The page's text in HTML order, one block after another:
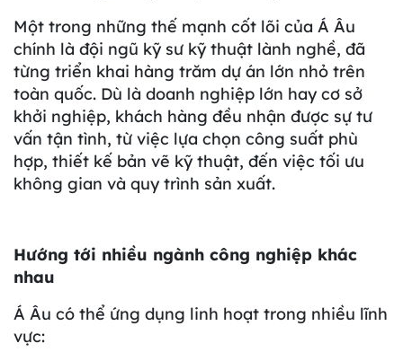
Một trong những thế mạnh cốt lõi của Á Âu
chính là đội ngũ kỹ sư kỹ thuật lành nghề, đã
từng triển khai hàng trăm dự án lớn nhỏ trên
toàn quốc. Dù là doanh nghiệp lớn hay cơ sở
khởi nghiệp, khách hàng đều nhận được sự tư
vấn tận tình, từ việc lựa chọn công suất phù
hợp, thiết kế bản vẽ kỹ thuật, đến việc tối ưu
không gian và quy trình sản xuất.
Hướng tới nhiều ngành công nghiệp khác
nhau
Á Âu có thể ứng dụng linh hoạt trong nhiều lĩnh
vực: